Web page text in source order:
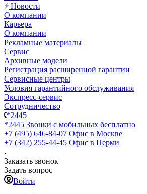
Новости
О компании
Карьера
О компании
Рекламные материалы
Сервис
Архивные модели
Регистрация расширенной гарантии
Сервисные центры
Условия гарантийного обслуживания
Экспресс-сервис
Сотрудничество
*2445
*2445 Звонки с мобильных бесплатно
+7 (495) 646-84-07 Офис в Москве
+7 (342) 255-44-45 Офис в Перми
Заказать звонок
Задать вопрос
Войти